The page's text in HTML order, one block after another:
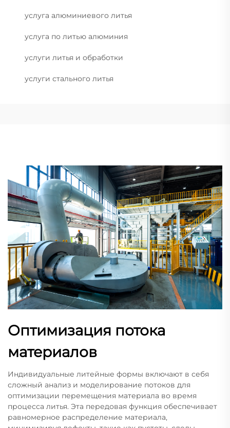
услуга алюминиевого литья
услуга по литью алюминия
услуги литья и обработки
услуги стального литья
Оптимизация потока
материалов
Индивидуальные литейные формы включают в себя
сложный анализ и моделирование потоков для
оптимизации перемещения материала во время
процесса литья. Эта передовая функция обеспечивает
равномерное распределение материала,